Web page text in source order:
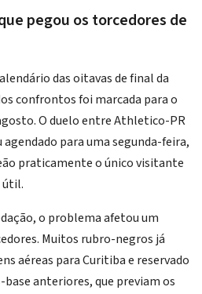
pegou os torcedores de
das oitavas de final da
confrontos foi marcada para o
O duelo entre Athletico-PR
para uma segunda-feira,
praticamente o único visitante
útil.
o problema afetou um
Muitos rubro-negros já
aéreas para Curitiba e reservado
anteriores, que previam os